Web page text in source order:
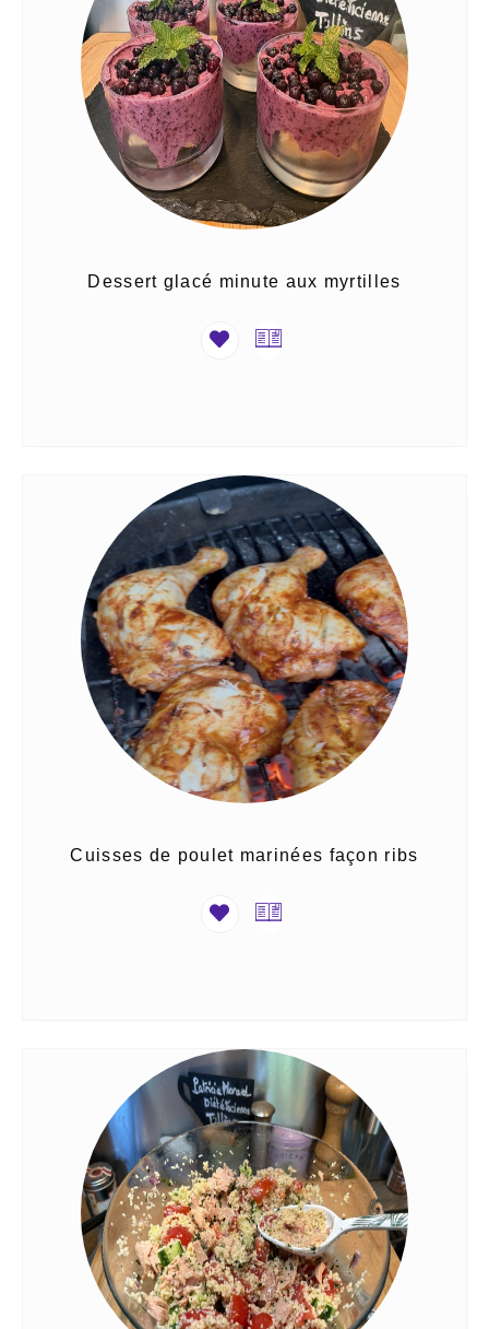
Dessert glacé minute aux myrtilles
Cuisses de poulet marinées façon ribs